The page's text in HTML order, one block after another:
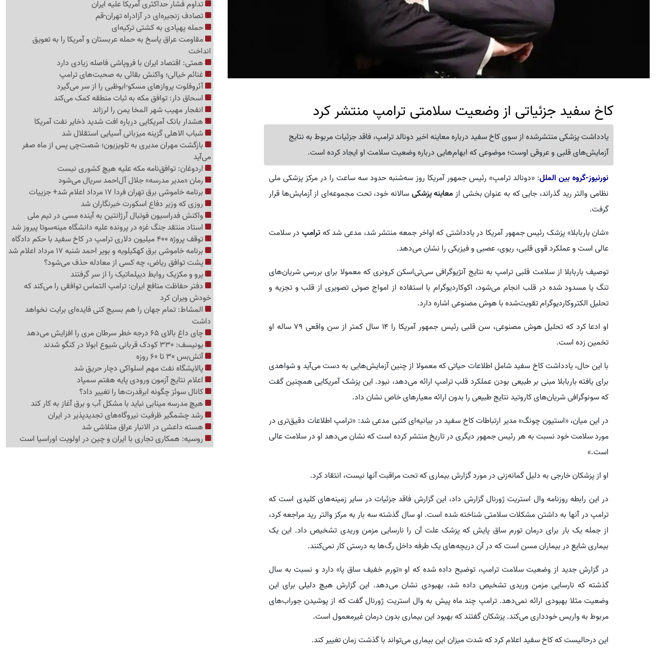
کاخ سفید جزئیاتی از وضعیت سلامتی ترامپ منتشر کرد
یادداشت پزشکی منتشرشده از سوی کاخ سفید درباره معاینه اخیر دونالد ترامپ، فاقد جزئیات مربوط به نتایج
آزمایش‌های قلبی و عروقی اوست؛ موضوعی که ابهام‌هایی درباره وضعیت سلامت او ایجاد کرده است.
نورنیوز-گروه بین الملل: «دونالد ترامپ» رئیس جمهور آمریکا روز سه‌شنبه حدود سه ساعت را در مرکز پزشکی ملی
نظامی والتر رید گذراند، جایی که به عنوان بخشی ازمعاینه پزشکیسالانه خود، تحت مجموعه‌ای از آزمایش‌ها قرار
گرفت.
«شان باربابلا» پزشک رئیس جمهور آمریکا در یادداشتی که اواخر جمعه منتشر شد، مدعی شد کهترامپ در سلامت
عالی است و عملکرد قوی قلبی، ریوی، عصبی و فیزیکی را نشان می‌دهد.
توصیف باربابلا از سلامت قلبی ترامپ به نتایج آنژیوگرافی سی‌تی‌اسکن کرونری که معمولا برای بررسی شریان‌های
تنگ یا مسدود شده در قلب انجام می‌شود، اکوکاردیوگرام با استفاده از امواج صوتی تصویری از قلب و تجزیه و
تحلیل الکتروکاردیوگرام تقویت‌شده با هوش مصنوعی اشاره دارد.
او ادعا کرد که تحلیل هوش مصنوعی، سن قلبی رئیس جمهور آمریکا را ۱۴ سال کمتر از سن واقعی ۷۹ ساله او
تخمین زده است.
با این حال، یادداشت کاخ سفید شامل اطلاعات حیاتی که معمولا از چنین آزمایش‌هایی به دست می‌آید و شواهدی
برای یافته باربابلا مبنی بر طبیعی بودن عملکرد قلب ترامپ ارائه می‌دهد، نبود. این پزشک آمریکایی همچنین گفت
که سونوگرافی شریان‌های کاروتید نتایج طبیعی را بدون ارائه معیارهای خاص نشان داد.
در این میان، «استیون چونگ» مدیر ارتباطات کاخ سفید در بیانیه‌ای کتبی مدعی شد: «ترامپ اطلاعات دقیق‌تری در
مورد سلامت خود نسبت به هر رئیس جمهور دیگری در تاریخ منتشر کرده است که نشان می‌دهد او در سلامت عالی
است.»
او از پزشکان خارجی به دلیل گمانه‌زنی در مورد گزارش بیماری که تحت مراقبت آنها نیست، انتقاد کرد.
در این رابطه روزنامه وال استریت ژورنال گزارش داد، این گزارش فاقد جزئیات در سایر زمینه‌های کلیدی است که
ترامپ در آنها به داشتن مشکلات سلامتی شناخته شده است. او سال گذشته سه بار به مرکز والتر رید مراجعه کرد،
از جمله یک بار برای درمان تورم ساق پایش که پزشک علت آن را نارسایی مزمن وریدی تشخیص داد. این یک
بیماری شایع در بیماران مسن است که در آن دریچه‌های یک طرفه داخل رگ‌ها به درستی کار نمی‌کنند.
در گزارش جدید از وضعیت سلامت ترامپ، توضیح داده شده که او «تورم خفیف ساق پا» دارد و نسبت به سال
گذشته که نارسایی مزمن وریدی تشخیص داده شد، بهبودی نشان می‌دهد. این گزارش هیچ دلیلی برای این
وضعیت مثلا بهبودی ارائه نمی‌دهد. ترامپ چند ماه پیش به وال استریت ژورنال گفت که از پوشیدن جوراب‌های
مربوط به واریس خودداری می‌کند. پزشکان گفتند که بهبود این بیماری بدون درمان غیرمعمول است.
این درحالیست که کاخ سفید اعلام کرد که شدت میزان این بیماری می‌تواند با گذشت زمان تغییر کند.
تداوم فشار حداکثری آمریکا علیه ایران
تصادف زنجیره‌ای در آزادراه تهران-قم
حمله پهپادی به کشتی ترکیه‌ای
مقاومت عراق پاسخ به حمله عربستان و آمریکا را به تعویق
انداخت
همتی: اقتصاد ایران با فروپاشی فاصله زیادی دارد
غنائم خیالی؛ واکنش بقائی به صحبت‌های ترامپ
آئروفلوت پروازهای مسکو-ابوظبی را از سر می‌گیرد
اسحاق دار: توافق مکه به ثبات منطقه کمک می‌کند
انفجار مهیب شهر المخا یمن را لرزاند
هشدار بانک آمریکایی درباره افت شدید ذخایر نفت آمریکا
شباب الاهلی گزینه میزبانی آسیایی استقلال شد
بازگشت مهران مدیری به تلویزیون؛ شصت‌چی پس از ماه صفر
می‌آید
اردوغان: توافق‌نامه مکه علیه هیچ کشوری نیست
رمان «مدیر مدرسه» جلال آل‌احمد سریال می‌شود
برنامه خاموشی برق تهران فردا 17 مرداد اعلام شد+ جزییات
روزی که وزیر دفاع اسکورت خبرنگاران شد
واکنش فدراسیون فوتبال آرژانتین به آینده مسی در تیم ملی
استاد منتقد جنگ غزه در پرونده علیه دانشگاه مینه‌سوتا پیروز شد
توقف پروژه 400 میلیون دلاری ترامپ در کاخ سفید با حکم دادگاه
برنامه خاموشی برق کهکیلویه و بویر احمد شنبه 17 مرداد اعلام شد
پشت توافق ریاض، چه کسی از معادله حذف می‌شود؟
پرو و مکزیک روابط دیپلماتیک را از سر گرفتند
دفتر حفاظت منافع ایران: ترامپ التماس توافقی را می‌کند که
خودش ویران کرد
المشاط: تمام جهان را هم بسیج کنی فایده‌ای برایت نخواهد
داشت
چای داغ بالای 65 درجه خطر سرطان مری را افزایش می‌دهد
یونیسف: 330 کودک قربانی شیوع ابولا در کنگو شدند
آتش‌بس 30 تا 60 روزه
پالایشگاه نفت مهم اسلواکی دچار حریق شد
اعلام نتایج آزمون ورودی پایه هفتم سمپاد
کانال سوئز چگونه ابرقدرت‌ها را تغییر داد؟
هیچ مدرسه مینابی نباید با مشکل آب و برق آغاز به کار کند
رشد چشمگیر ظرفیت نیروگاه‌های تجدیدپذیر در ایران
هسته داعشی در الانبار عراق متلاشی شد
روسیه: همکاری تجاری با ایران و چین در اولویت اوراسیا است